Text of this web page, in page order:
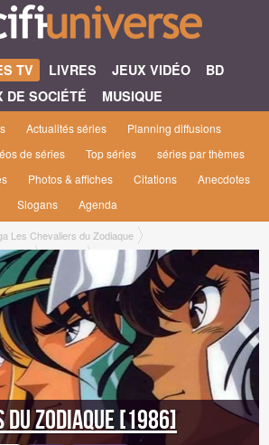
TV LIVRES JEUX VIDÉO
BD
DE SOCIÉTÉ
MUSIQUE
Actualités séries
Planning diffusions
de séries Top séries
séries par thèmes
Photos & affiches Citations
Anecdotes
Slogans
Agenda
Les Chevaliers du Zodiaque
[1986]
Saison 6
Zodiaque [1986]